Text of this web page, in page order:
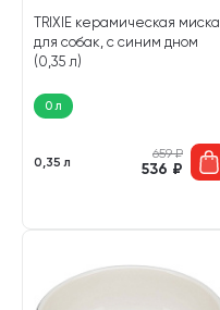
TRIXIE керамическая миска
для собак, с синим дном
(0,35 л)
0 л
0,35 л
659₽
536 ₽